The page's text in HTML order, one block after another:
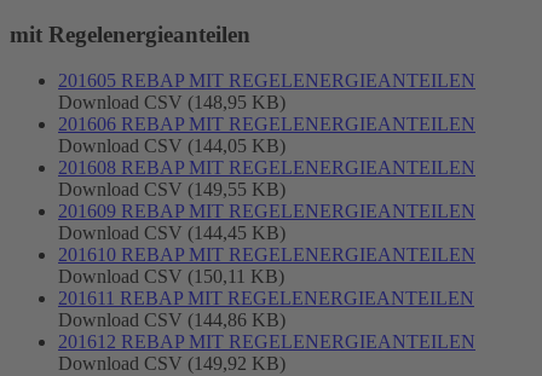
mit Regelenergieanteilen
201605 REBAP MIT REGELENERGIEANTEILEN
Download CSV (148,95 KB)
201606 REBAP MIT REGELENERGIEANTEILEN
Download CSV (144,05 KB)
201608 REBAP MIT REGELENERGIEANTEILEN
Download CSV (149,55 KB)
201609 REBAP MIT REGELENERGIEANTEILEN
Download CSV (144,45 KB)
201610 REBAP MIT REGELENERGIEANTEILEN
Download CSV (150,11 KB)
201611 REBAP MIT REGELENERGIEANTEILEN
Download CSV (144,86 KB)
201612 REBAP MIT REGELENERGIEANTEILEN
Download CSV (149,92 KB)